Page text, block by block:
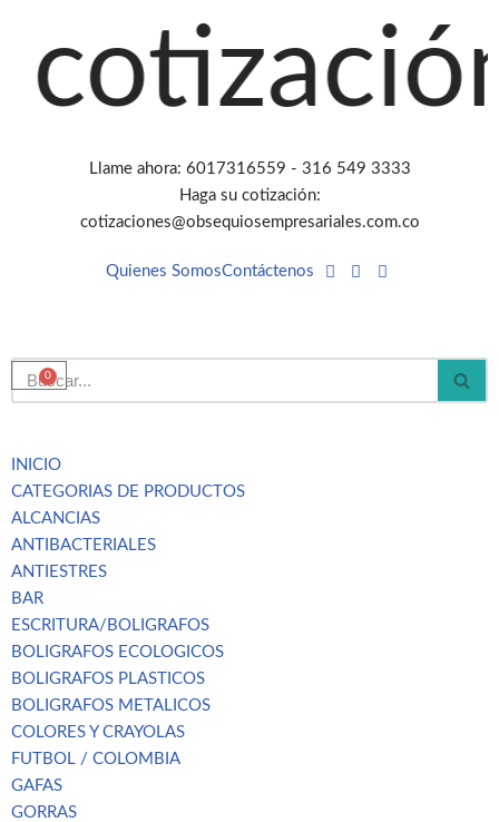
Saltar
Llame ahora: 6017316559 - 316 549 3333
Haga su cotización:
cotizaciones@obsequiosempresariales.com.co
Quienes SomosContáctenos
0
INICIO
CATEGORIAS DE PRODUCTOS
ALCANCIAS
ANTIBACTERIALES
ANTIESTRES
BAR
ESCRITURA/BOLIGRAFOS
BOLIGRAFOS ECOLOGICOS
BOLIGRAFOS PLASTICOS
BOLIGRAFOS METALICOS
COLORES Y CRAYOLAS
FUTBOL / COLOMBIA
GAFAS
GORRAS